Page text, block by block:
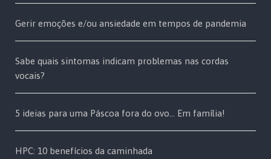
Gerir emoções e/ou ansiedade em tempos de pandemia
Sabe quais sintomas indicam problemas nas cordas
vocais?
5 ideias para uma Páscoa fora do ovo… Em família!
HPC: 10 benefícios da caminhada